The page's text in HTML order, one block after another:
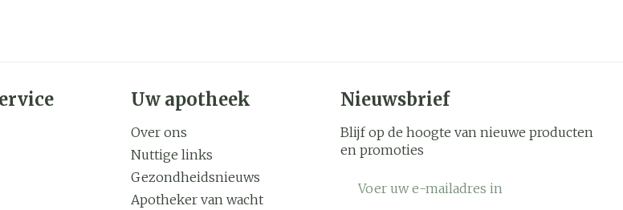
Uw apotheek
Over ons
Nuttige links
Gezondheidsnieuws
Apotheker van wacht
Nieuwsbrief
Blijf op de hoogte van nieuwe producten
en promoties